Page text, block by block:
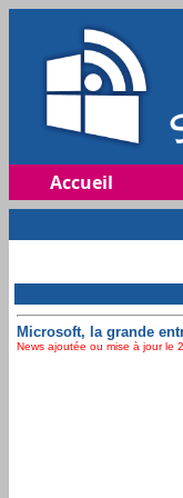
Accueil
Microsoft, la grande
News ajoutée ou mise à jour le